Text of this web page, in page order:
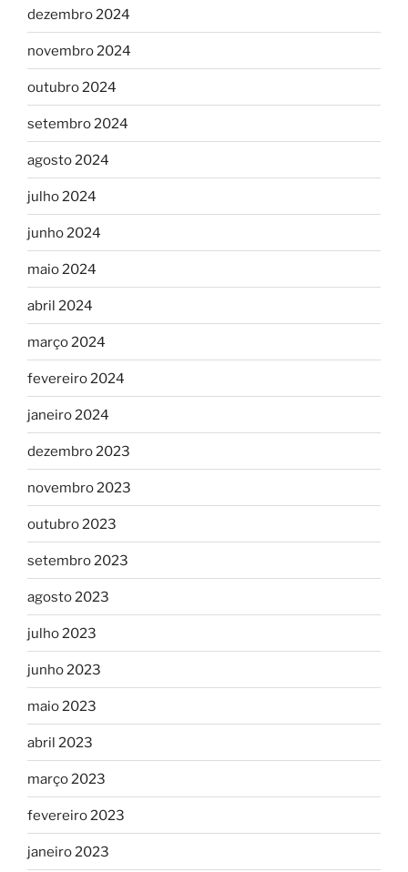
dezembro 2024
novembro 2024
outubro 2024
setembro 2024
agosto 2024
julho 2024
junho 2024
maio 2024
abril 2024
março 2024
fevereiro 2024
janeiro 2024
dezembro 2023
novembro 2023
outubro 2023
setembro 2023
agosto 2023
julho 2023
junho 2023
maio 2023
abril 2023
março 2023
fevereiro 2023
janeiro 2023